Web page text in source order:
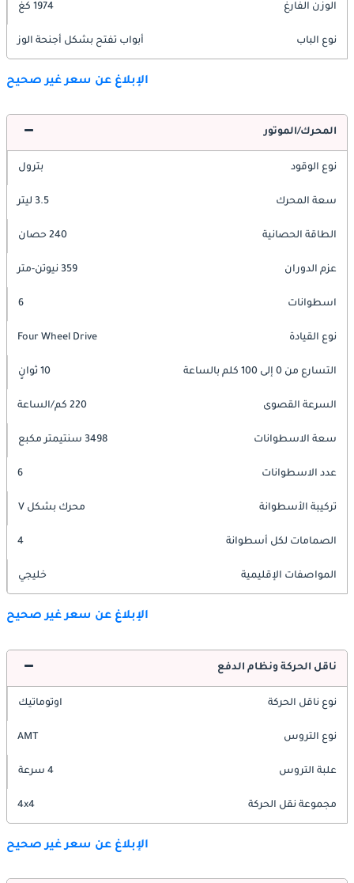
الوزن الفارغ 1974 كغ
نوع الباب أبواب تفتح بشكل أجنحة الوز
الإبلاغ عن سعر غير صحيح
المحرك/الموتور
نوع الوقود بترول
سعة المحرك 3.5 ليتر
الطاقة الحصانية 240 حصان
عزم الدوران 359 نيوتن-متر
اسطوانات 6
نوع القيادة Four Wheel Drive
التسارع من 0 إلى 100 كلم بالساعة 10 ثوانٍ
السرعة القصوى 220 كم/الساعة
سعة الاسطوانات 3498 سنتيمتر مكبع
عدد الاسطوانات 6
تركيبة الأسطوانة محرك بشكل V
الصمامات لكل أسطوانة 4
المواصفات الإقليمية خليجي
الإبلاغ عن سعر غير صحيح
ناقل الحركة ونظام الدفع
نوع ناقل الحركة اوتوماتيك
نوع التروس AMT
علبة التروس 4 سرعة
مجموعة نقل الحركة 4x4
الإبلاغ عن سعر غير صحيح